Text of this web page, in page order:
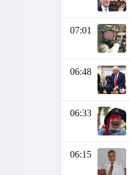
07:01
06:48
06:33
06:15